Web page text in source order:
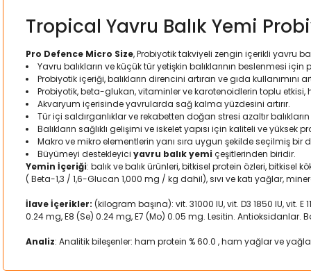
Tropical Yavru Balık Yemi
Pro Defence Micro Size, Probiyotik takviyeli zengin içerikli yavru
Yavru balıkların ve küçük tür yetişkin balıklarının beslenmesi
Probiyotik içeriği, balıkların direncini artıran ve gıda kullanımını
Probiyotik, beta-glukan, vitaminler ve karotenoidlerin toplu etkisi,
Akvaryum içerisinde yavrularda sağ kalma yüzdesini artırır.
Tür içi saldırganlıklar ve rekabetten doğan stresi azaltır
Balıkların sağlıklı gelişimi ve iskelet yapısı için kaliteli ve yüksek
Makro ve mikro elementlerin yanı sıra uygun şekilde seçilmiş
Büyümeyi destekleyici yavru balık yemi çeşitlerinden biridir.
Yemin İçeriği: balık ve balık ürünleri, bitkisel protein özleri,
( Beta-1,3 / 1,6-Glucan 1,000 mg / kg dahil), sıvı ve katı yağlar,
İlave İçerikler: (kilogram başına): vit. 31000 IU, vit. D3 1850 IU, vit.
0.24 mg, E8 (Se) 0.24 mg, E7 (Mo) 0.05 mg. Lesitin. Antioksidanlar.
Analiz: Analitik bileşenler: ham protein % 60.0 , ham yağlar ve